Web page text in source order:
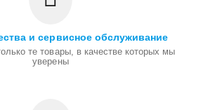
и сервисное обслуживание
те товары, в качестве которых мы
уверены